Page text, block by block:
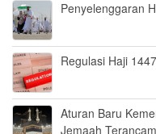
Penyelenggaran
Regulasi Haji
Aturan Baru
Jemaah